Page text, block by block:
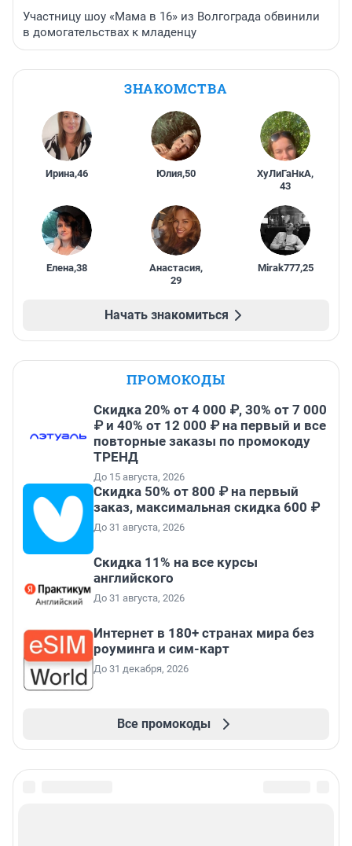
Участницу шоу «Мама в 16» из Волгограда обвинили
в домогательствах к младенцу
ЗНАКОМСТВА
Ирина,46 Юлия,50 ХуЛиГаНкА,
43
Елена,38 Анастасия,
29
Mirak777,25
Начать знакомиться
ПРОМОКОДЫ
Скидка 20% от 4 000 ₽, 30% от 7 000
₽ и 40% от 12 000 ₽ на первый и все
повторные заказы по промокоду
ТРЕНД
До 15 августа, 2026
Скидка 50% от 800 ₽ на первый
заказ, максимальная скидка 600 ₽
До 31 августа, 2026
Скидка 11% на все курсы
английского
До 31 августа, 2026
Интернет в 180+ странах мира без
роуминга и сим-карт
До 31 декабря, 2026
Все промокоды